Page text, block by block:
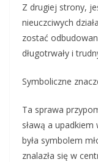
Z drugiej strony,
nieuczciwych
zostać
długotrwały i
Symboliczne
Ta sprawa
sławą a
była symbolem
znalazła się w